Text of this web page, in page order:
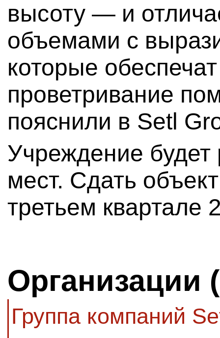
высоту — и
объемами с
которые
проветривание
пояснили в Setl
Учреждение будет
мест. Сдать
третьем квартале
Организации
Группа компаний